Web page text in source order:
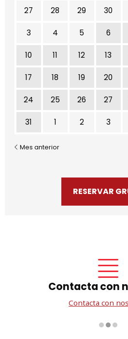
No hay ninguna actividad este
27 28 29 30
3 4 5 6
10 11 12 13
17 18 19 20
24 25 26 27
31 1 2 3
Mes anterior
RESERVAR
Contacta con
Contacta con